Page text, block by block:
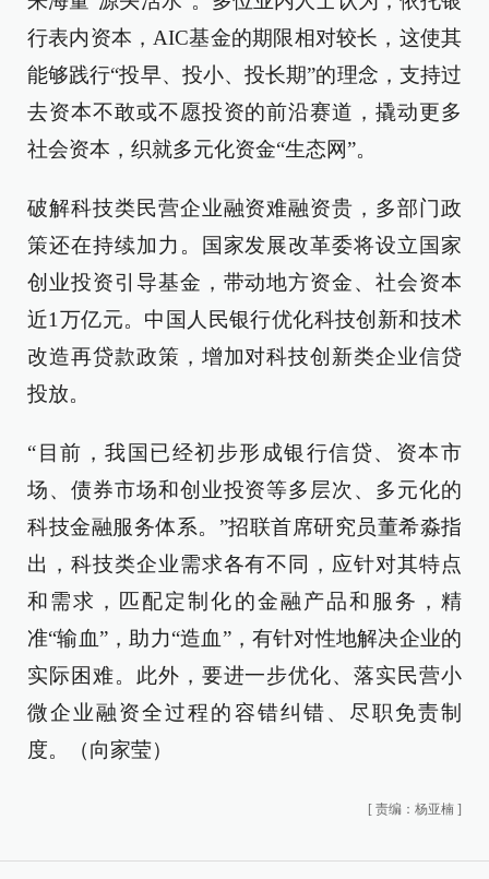
行表内资本，AIC基金的期限相对较长，这使其
能够践行“投早、投小、投长期”的理念，支持过
去资本不敢或不愿投资的前沿赛道，撬动更多
社会资本，织就多元化资金“生态网”。
破解科技类民营企业融资难融资贵，多部门政
策还在持续加力。国家发展改革委将设立国家
创业投资引导基金，带动地方资金、社会资本
近1万亿元。中国人民银行优化科技创新和技术
改造再贷款政策，增加对科技创新类企业信贷
投放。
“目前，我国已经初步形成银行信贷、资本市
场、债券市场和创业投资等多层次、多元化的
科技金融服务体系。”招联首席研究员董希淼指
出，科技类企业需求各有不同，应针对其特点
和需求，匹配定制化的金融产品和服务，精
准“输血”，助力“造血”，有针对性地解决企业的
实际困难。此外，要进一步优化、落实民营小
微企业融资全过程的容错纠错、尽职免责制
度。（向家莹）
[ 责编：杨亚楠 ]